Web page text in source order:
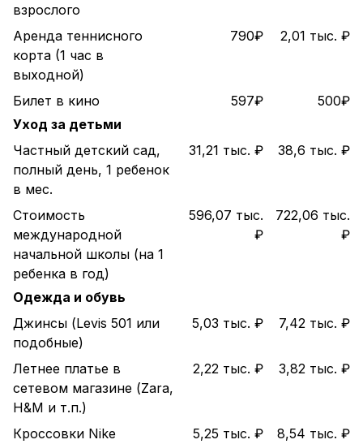
взрослого
Аренда теннисного
корта (1 час в
выходной)
790₽ 2,01 тыс. ₽
Билет в кино 597₽
500₽
Уход за детьми
Частный детский сад,
полный день, 1 ребенок
в мес.
31,21 тыс. ₽ 38,6 тыс. ₽
Стоимость
международной
начальной школы (на 1
ребенка в год)
596,07 тыс.
₽
722,06 тыс.
₽
Одежда и обувь
Джинсы (Levis 501 или
подобные)
5,03 тыс. ₽ 7,42 тыс. ₽
Летнее платье в
сетевом магазине (Zara,
H&M и т.п.)
2,22 тыс. ₽ 3,82 тыс. ₽
Кроссовки Nike
5,25 тыс. ₽ 8,54 тыс. ₽